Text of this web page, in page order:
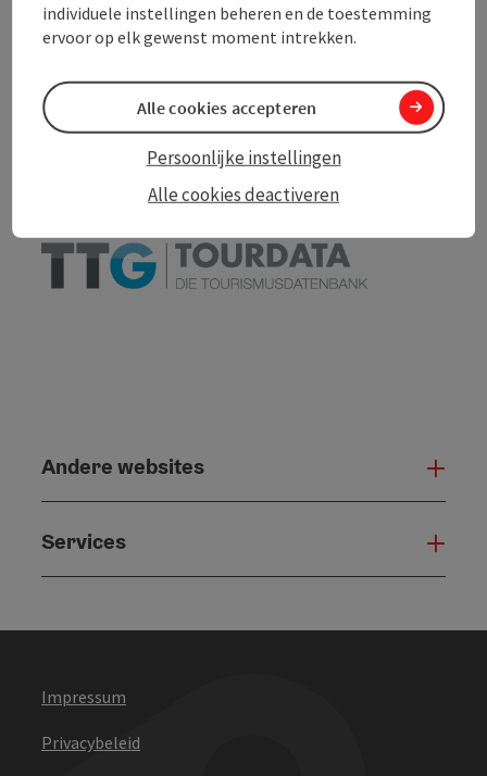
Bijdrage printen
In de buurt
Andere websites
Services
Impressum
Privacybeleid
individuele instellingen beheren en de toestemming
ervoor op elk gewenst moment intrekken.
Alle cookies deactiveren
Persoonlijke instellingen
Alle cookies accepteren